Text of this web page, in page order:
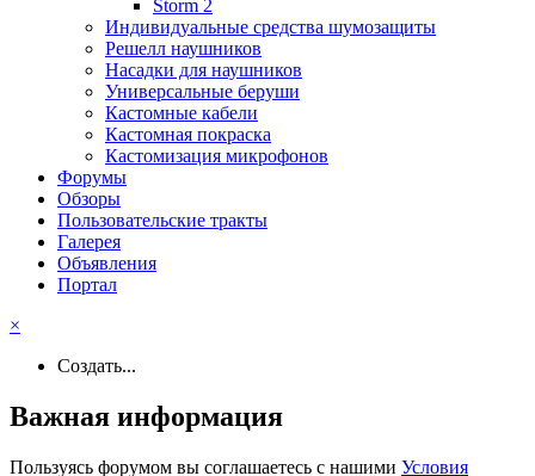
Storm 2
Индивидуальные средства шумозащиты
Решелл наушников
Насадки для наушников
Универсальные беруши
Кастомные кабели
Кастомная покраска
Кастомизация микрофонов
Форумы
Обзоры
Пользовательские тракты
Галерея
Объявления
Портал
×
Создать...
Важная информация
Пользуясь форумом вы соглашаетесь с нашими Условия